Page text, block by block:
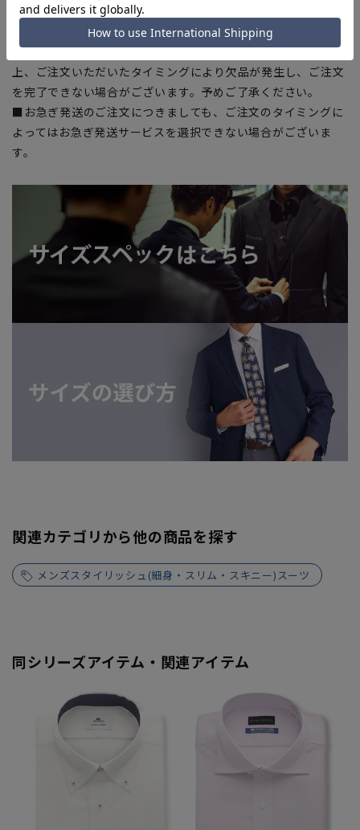
加減により、実際の商品と掲載画像の色味が異なる場合がござ
■店舗や各モールサイトと商品在庫を共有しております関係
上、ご注文いただいたタイミングにより欠品が発生し、ご注文
を完了できない場合がございます。予めご了承ください。
■お急ぎ発送のご注文につきましても、ご注文のタイミングに
よってはお急ぎ発送サービスを選択できない場合がございま
す。
関連カテゴリから他の商品を探す
メンズスタイリッシュ(細身・スリム・スキニー)スーツ
同シリーズアイテム・関連アイテム